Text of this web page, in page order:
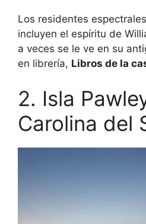
Los residentes
incluyen el espíritu de
a veces se le ve en su
en librería, Libros de la
2. Isla
Carolina del